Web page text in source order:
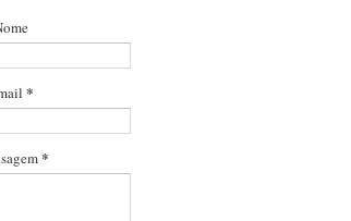
*
*